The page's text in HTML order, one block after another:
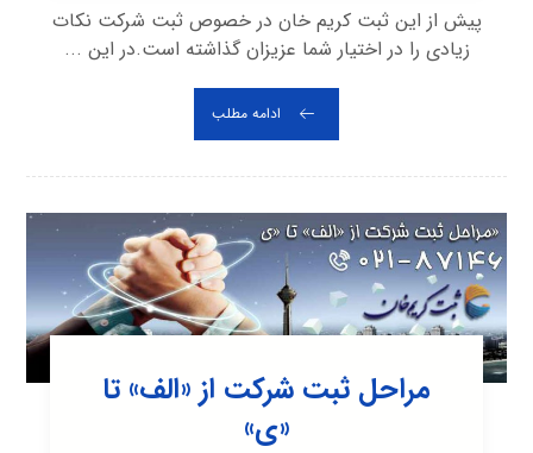
پیش از این ثبت کریم خان در خصوص ثبت شرکت نکات
زیادی را در اختیار شما عزیزان گذاشته است.در این ...
ادامه مطلب
مراحل ثبت شرکت از «الف» تا
«ی»